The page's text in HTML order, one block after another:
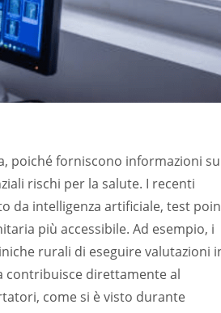
poiché forniscono informazioni
rischi per la salute. I recenti
da intelligenza artificiale, test
più accessibile. Ad esempio, i
rurali di eseguire valutazioni
contribuisce direttamente al
come si è visto durante